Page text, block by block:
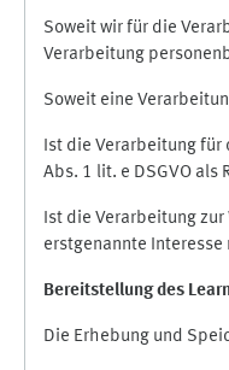
Soweit wir für die
Verarbeitung
Soweit eine
Ist die Verarbeitung für
Abs. 1 lit. e DSGVO als
Ist die Verarbeitung
erstgenannte
Bereitstellung des
Die Erhebung und